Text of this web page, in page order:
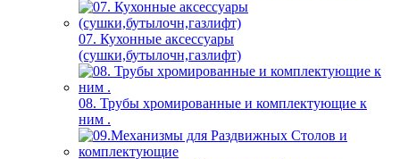
07. Кухонные аксессуары
(сушки,бутылочн,газлифт)
08. Трубы хромированные и комплектующие к
ним .